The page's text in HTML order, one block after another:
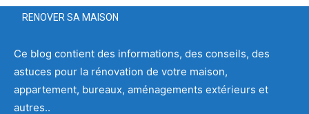
RENOVER SA MAISON
Ce blog contient des informations, des conseils, des
astuces pour la rénovation de votre maison,
appartement, bureaux, aménagements extérieurs et
autres..